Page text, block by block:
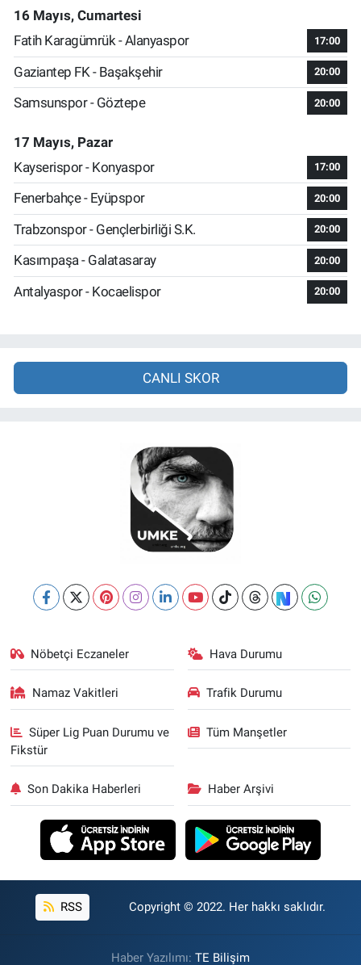
16 Mayıs, Cumartesi
Fatih Karagümrük - Alanyaspor
17:00
Gaziantep FK - Başakşehir 20:00
Samsunspor - Göztepe 20:00
17 Mayıs, Pazar
Kayserispor - Konyaspor
17:00
Fenerbahçe - Eyüpspor 20:00
Trabzonspor - Gençlerbirliği S.K. 20:00
Kasımpaşa - Galatasaray 20:00
Antalyaspor - Kocaelispor 20:00
CANLI SKOR
Nöbetçi Eczaneler Hava Durumu
Namaz Vakitleri Trafik Durumu
Süper Lig Puan Durumu ve
Fikstür
Tüm Manşetler
Son Dakika Haberleri Haber Arşivi
RSS Copyright © 2022. Her hakkı saklıdır.
Haber Yazılımı: TE Bilişim